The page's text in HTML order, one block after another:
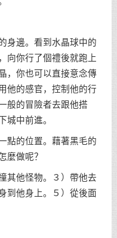
邊。看到水晶球中的
向你行了個禮後就跑上
，你也可以直接意念傳
他的感官，控制他的行
般的冒險者去跟他搭
城中前進。
的位置。藉著黑毛的
麼做呢？
其他怪物。３）帶他去
到他身上。５）從後面